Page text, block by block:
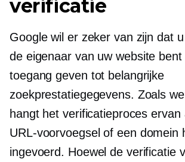
verificatie
Google wil er zeker van zijn dat
de eigenaar van uw website
toegang geven tot belangrijke
zoekprestatiegegevens. Zoals
hangt het verificatieproces
URL-voorvoegsel of een domein
ingevoerd. Hoewel de verificatie